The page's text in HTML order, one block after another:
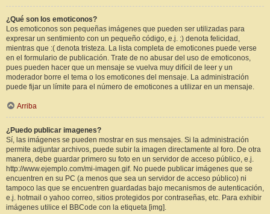
¿Qué son los emoticonos?
Los emoticonos son pequeñas imágenes que pueden ser utilizadas para
expresar un sentimiento con un pequeño código, e.j. :) denota felicidad,
mientras que :( denota tristeza. La lista completa de emoticones puede verse
en el formulario de publicación. Trate de no abusar del uso de emoticonos,
pues pueden hacer que un mensaje se vuelva muy difícil de leer y un
moderador borre el tema o los emoticones del mensaje. La administración
puede fijar un límite para el número de emoticones a utilizar en un mensaje.
Arriba
¿Puedo publicar imagenes?
Sí, las imágenes se pueden mostrar en sus mensajes. Si la administración
permite adjuntar archivos, puede subir la imagen directamente al foro. De otra
manera, debe guardar primero su foto en un servidor de acceso público, e.j.
http://www.ejemplo.com/mi-imagen.gif. No puede publicar imágenes que se
encuentren en su PC (a menos que sea un servidor de acceso público) ni
tampoco las que se encuentren guardadas bajo mecanismos de autenticación,
e.j. hotmail o yahoo correo, sitios protegidos por contraseñas, etc. Para exhibir
imágenes utilice el BBCode con la etiqueta [img].